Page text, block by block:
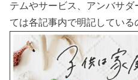
テムやサービス、アンバサ
ては各記事内で明記している